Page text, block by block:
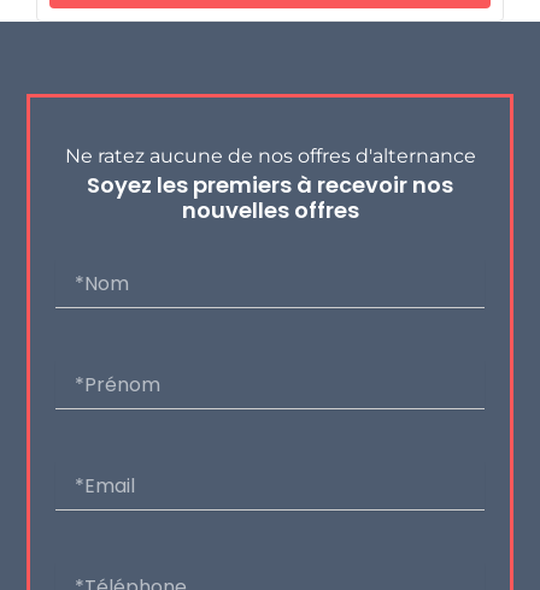
Ne ratez aucune de nos offres d'alternance
Soyez les premiers à recevoir nos
nouvelles offres
Nom
Prénom
Email
Téléphone